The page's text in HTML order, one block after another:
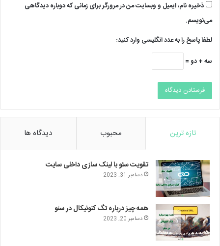
ذخیره نام، ایمیل و وبسایت من در مرورگر برای زمانی که دوباره دیدگاهی
می‌نویسم.
لطفا پاسخ را به عدد انگلیسی وارد کنید:
سه + دو =
تازه ترین محبوب دیدگاه ها
تقویت سئو با لینک سازی داخلی سایت
دسامبر 31, 2023
همه چیز درباره تگ کنونیکال در سئو
دسامبر 20, 2023